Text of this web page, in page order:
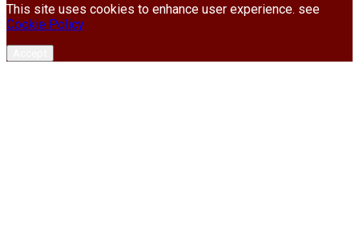
This site uses cookies to enhance user experience. see
Cookie Policy